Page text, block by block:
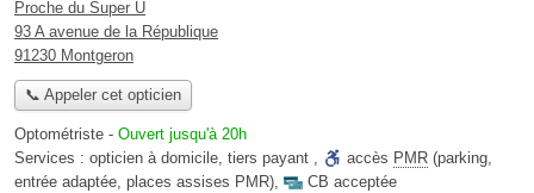
Proche du Super U
93 A avenue de la République
91230 Montgeron
📞 Appeler cet opticien
Optométriste - Ouvert jusqu'à 20h
Services : opticien à domicile, tiers payant , accès PMR (parking,
entrée adaptée, places assises PMR),
CB acceptée